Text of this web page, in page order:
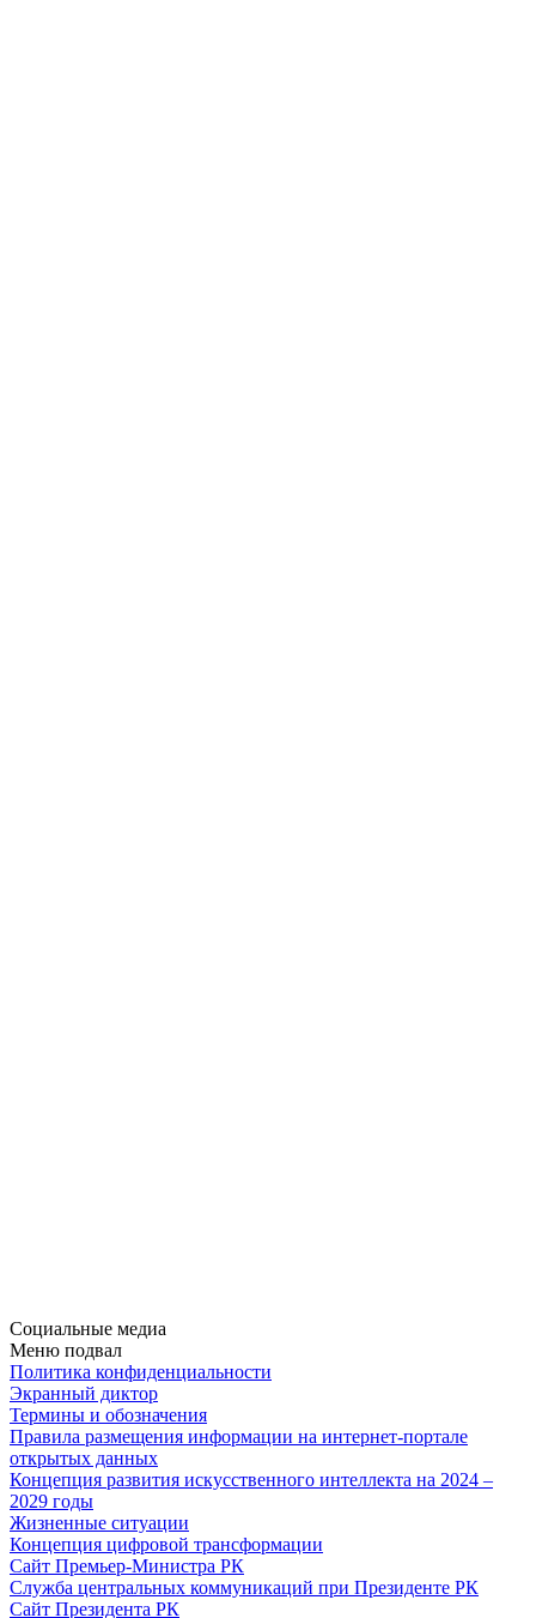
Социальные медиа
Меню подвал
Политика конфиденциальности
Экранный диктор
Термины и обозначения
Правила размещения информации на интернет-портале
открытых данных
Концепция развития искусственного интеллекта на 2024 –
2029 годы
Жизненные ситуации
Концепция цифровой трансформации
Сайт Премьер-Министра РК
Служба центральных коммуникаций при Президенте РК
Сайт Президента РК